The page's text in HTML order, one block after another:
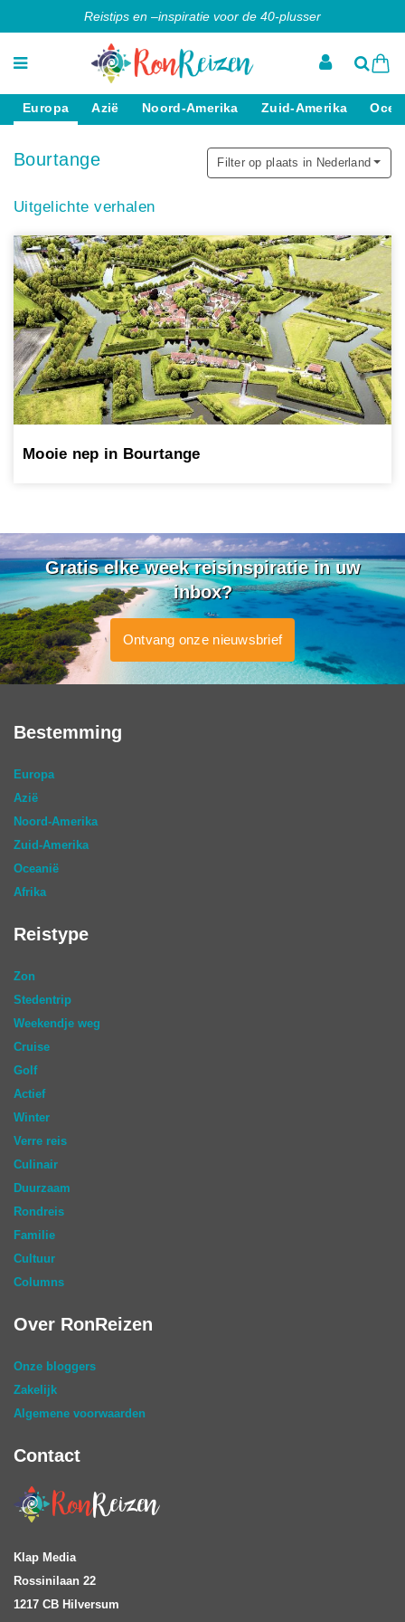
Reistips en –inspiratie voor de 40-plusser
Europa Azië Noord-Amerika Zuid-Amerika
Bourtange Filter op plaats in Nederland
Uitgelichte verhalen
Mooie nep in Bourtange
Gratis elke week reisinspiratie in uw
inbox?
Ontvang onze nieuwsbrief
Bestemming
Europa
Azië
Noord-Amerika
Zuid-Amerika
Oceanië
Afrika
Reistype
Zon
Stedentrip
Weekendje weg
Cruise
Golf
Actief
Winter
Verre reis
Culinair
Duurzaam
Rondreis
Familie
Cultuur
Columns
Over RonReizen
Onze bloggers
Zakelijk
Algemene voorwaarden
Contact
Klap Media
Rossinilaan 22
1217 CB Hilversum